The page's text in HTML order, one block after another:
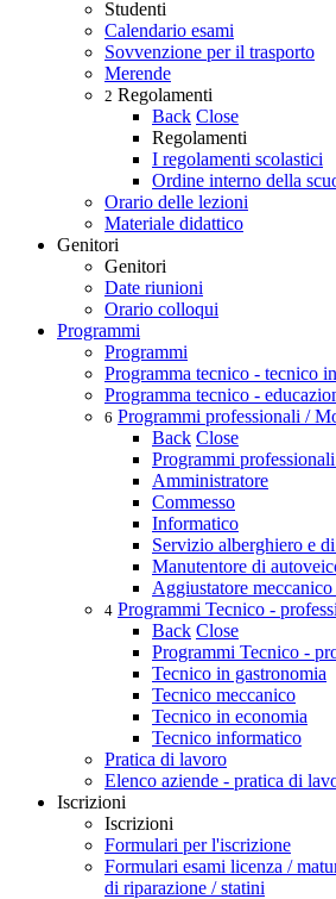
Studenti
Calendario esami
Sovvenzione per il trasporto
Merende
2 Regolamenti
Back Close
Regolamenti
I regolamenti scolastici
Ordine interno della
Orario delle lezioni
Materiale didattico
Genitori
Genitori
Date riunioni
Orario colloqui
Programmi
Programmi
Programma tecnico - tecnico
Programma tecnico -
6 Programmi professionali /
Back Close
Programmi
Amministratore
Commesso
Informatico
Servizio alberghiero e
Manutentore di
Aggiustatore meccanico
4 Programmi Tecnico -
Back Close
Programmi Tecnico -
Tecnico in gastronomia
Tecnico meccanico
Tecnico in economia
Tecnico informatico
Pratica di lavoro
Elenco aziende - pratica di
Iscrizioni
Iscrizioni
Formulari per l'iscrizione
Formulari esami licenza /
di riparazione / statini